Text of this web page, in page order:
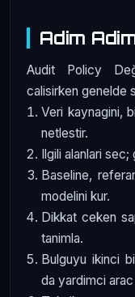
Adim
Audit Policy
calisirken genelde
Veri kaynagini,
netlestir.
Ilgili alanlari sec;
Baseline,
modelini kur.
Dikkat ceken
tanimla.
Bulguyu ikinci
da yardimci